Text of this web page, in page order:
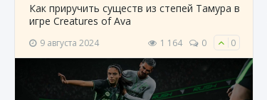
Как приручить существ из степей Тамура в
игре Creatures of Ava
9 августа 2024 1 164 0 0